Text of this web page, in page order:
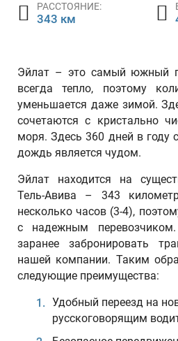
РАССТОЯНИЕ:
343 км
Эйлат – это самый южный
всегда тепло, поэтому
уменьшается даже зимой.
сочетаются с кристально
моря. Здесь 360 дней в году
дождь является чудом.
Эйлат находится на
Тель-Авива – 343
несколько часов (3-4),
с надежным
заранее забронировать
нашей компании. Таким
следующие преимущества:
Удобный переезд на
русскоговорящим